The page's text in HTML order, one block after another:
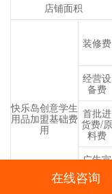
店铺面积
快乐岛创意学生
用品加盟基础费
用
装修费
经营设
备费
首批进
货费/原
料费
广告宣
传及开
业费
在线咨询